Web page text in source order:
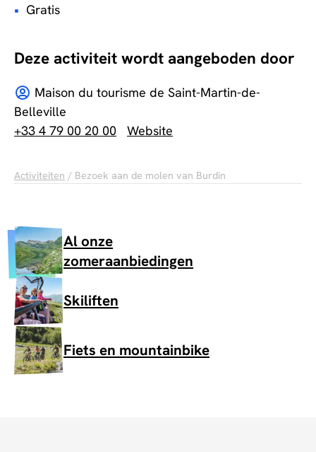
Gratis
Deze activiteit wordt aangeboden door
Maison du tourisme de Saint-Martin-de-
Belleville
+33 4 79 00 20 00
Website
Activiteiten / Bezoek aan de molen van Burdin
Al onze
zomeraanbiedingen
Skiliften
Fiets en mountainbike